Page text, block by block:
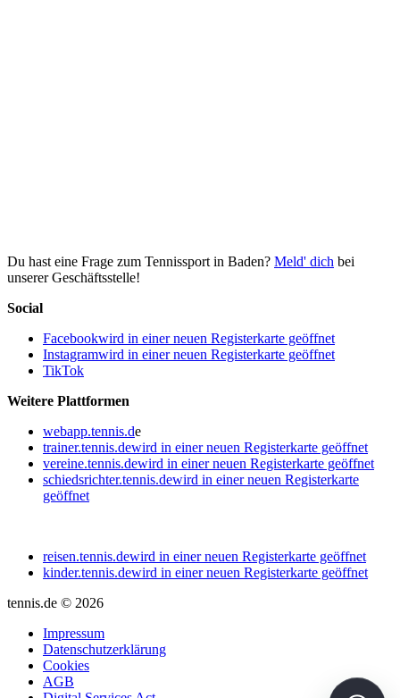
Du hast eine Frage zum Tennissport in Baden? Meld' dich bei
unserer Geschäftsstelle!
Social
Facebookwird in einer neuen Registerkarte geöffnet
Instagramwird in einer neuen Registerkarte geöffnet
TikTok
Weitere Plattformen
webapp.tennis.de
trainer.tennis.dewird in einer neuen Registerkarte geöffnet
vereine.tennis.dewird in einer neuen Registerkarte geöffnet
schiedsrichter.tennis.dewird in einer neuen Registerkarte
geöffnet
reisen.tennis.dewird in einer neuen Registerkarte geöffnet
kinder.tennis.dewird in einer neuen Registerkarte geöffnet
tennis.de © 2026
Impressum
Datenschutzerklärung
Cookies
AGB